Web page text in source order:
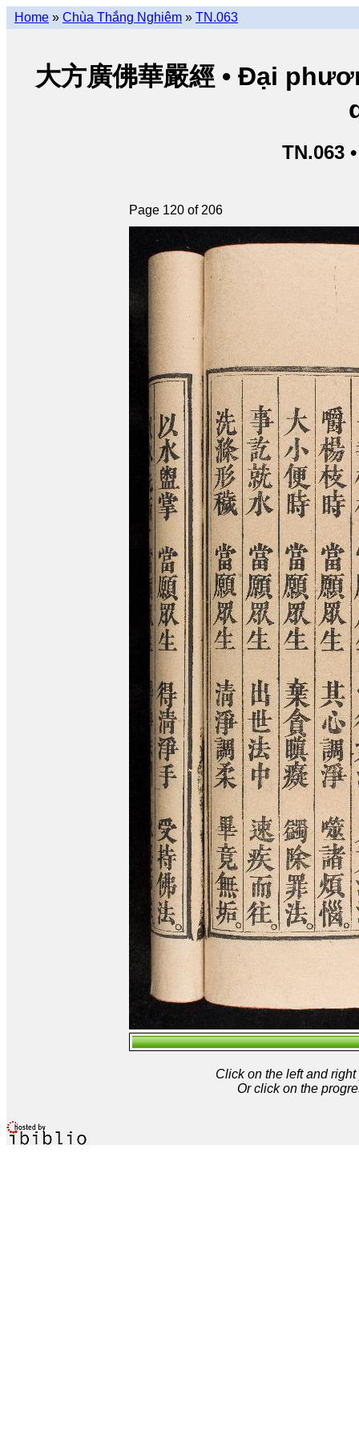
Home » Chùa Thắng Nghiêm » TN.063
大方廣佛華嚴經 • Đại
TN.063
Page 120 of 206
Click on the left and
Or click on the